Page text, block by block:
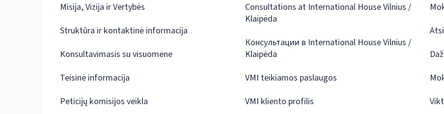
Misija, Vizija ir Vertybės
Struktūra ir kontaktinė informacija
Konsultavimasis su visuomene
Teisinė informacija
Peticijų komisijos veikla
Consultations at International House Vilnius /
Klaipėda
Консультации в International House Vilnius /
Klaipėda
VMI teikiamos paslaugos
VMI kliento profilis